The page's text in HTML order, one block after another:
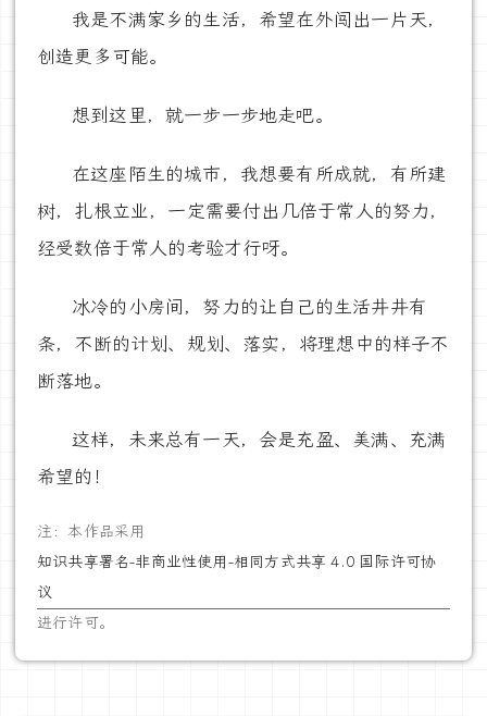
我是不满家乡的生活，希望在外闯出一片天，
创造更多可能。
想到这里，就一步一步地走吧。
在这座陌生的城市，我想要有所成就，有所建
树，扎根立业，一定需要付出几倍于常人的努力，
经受数倍于常人的考验才行呀。
冰冷的小房间，努力的让自己的生活井井有
条，不断的计划、规划、落实，将理想中的样子不
断落地。
这样，未来总有一天，会是充盈、美满、充满
希望的！
注：本作品采用
知识共享署名-非商业性使用-相同方式共享 4.0 国际许可协
议
进行许可。